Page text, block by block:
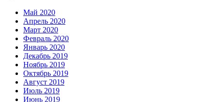
Май 2020
Апрель 2020
Март 2020
Февраль 2020
Январь 2020
Декабрь 2019
Ноябрь 2019
Октябрь 2019
Август 2019
Июль 2019
Июнь 2019